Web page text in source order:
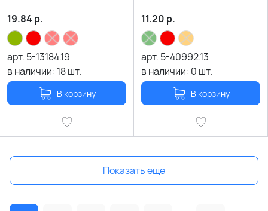
19.84 р.
арт. 5-13184.19
в наличии: 18шт.
В корзину
11.20 р.
арт. 5-40992.13
в наличии: 0 шт.
В корзину
Показать еще